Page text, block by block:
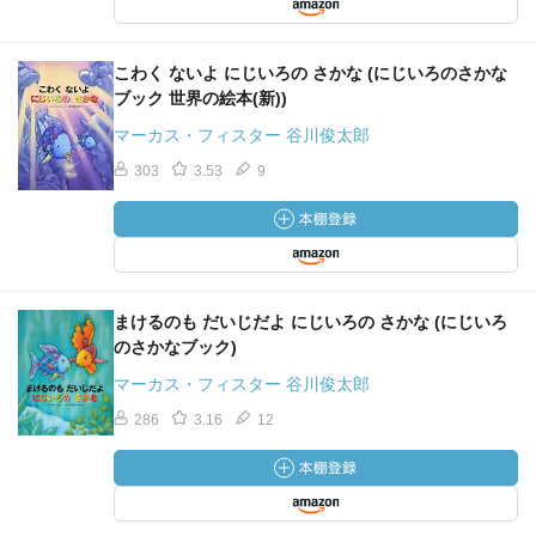
こわく ないよ にじいろの さかな (にじいろのさかな
ブック 世界の絵本(新))
マーカス・フィスター 谷川俊太郎
303 3.53 9
まけるのも だいじだよ にじいろの さかな (にじいろ
のさかなブック)
マーカス・フィスター 谷川俊太郎
286 3.16 12